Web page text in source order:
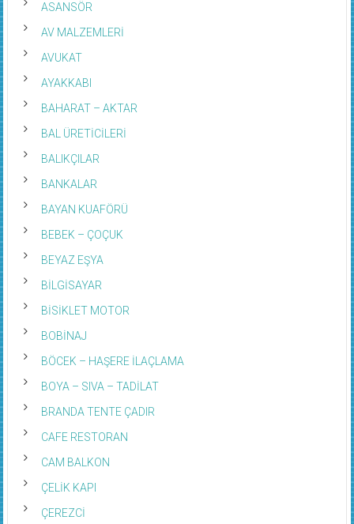
ASANSÖR
AV MALZEMLERİ
AVUKAT
AYAKKABI
BAHARAT – AKTAR
BAL ÜRETİCİLERİ
BALIKÇILAR
BANKALAR
BAYAN KUAFÖRÜ
BEBEK – ÇOÇUK
BEYAZ EŞYA
BİLGİSAYAR
BİSİKLET MOTOR
BOBİNAJ
BÖCEK – HAŞERE İLAÇLAMA
BOYA – SIVA – TADİLAT
BRANDA TENTE ÇADIR
CAFE RESTORAN
CAM BALKON
ÇELİK KAPI
ÇEREZCİ